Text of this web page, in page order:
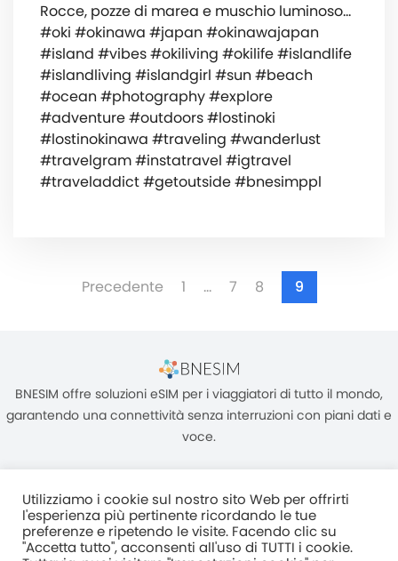
Rocce, pozze di marea e muschio luminoso...
#oki #okinawa #japan #okinawajapan
#island #vibes #okiliving #okilife #islandlife
#islandliving #islandgirl #sun #beach
#ocean #photography #explore
#adventure #outdoors #lostinoki
#lostinokinawa #traveling #wanderlust
#travelgram #instatravel #igtravel
#traveladdict #getoutside #bnesimppl
Precedente 1 … 7 8 9
BNESIM offre soluzioni eSIM per i viaggiatori di tutto il mondo,
garantendo una connettività senza interruzioni con piani dati e
voce.
Unità C, 8/F, King Palace Plaza, NO:55 King Yip Street, Kwun Tong,
Utilizziamo i cookie sul nostro sito Web per offrirti
l'esperienza più pertinente ricordando le tue
preferenze e ripetendo le visite. Facendo clic su
"Accetta tutto", acconsenti all'uso di TUTTI i cookie.